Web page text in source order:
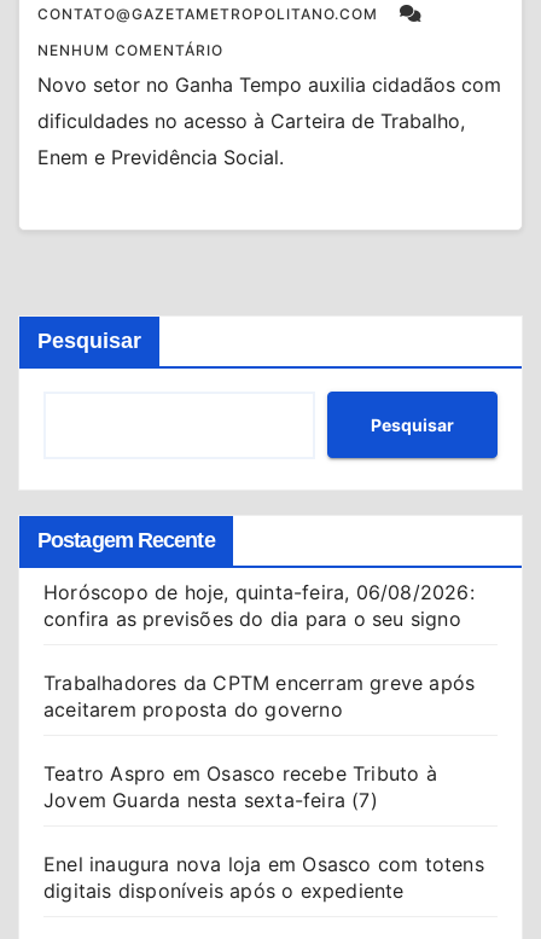
CONTATO@GAZETAMETROPOLITANO.COM
NENHUM COMENTÁRIO
Novo setor no Ganha Tempo auxilia cidadãos com
dificuldades no acesso à Carteira de Trabalho,
Enem e Previdência Social.
Pesquisar
Pesquisar
Postagem Recente
Horóscopo de hoje, quinta-feira, 06/08/2026:
confira as previsões do dia para o seu signo
Trabalhadores da CPTM encerram greve após
aceitarem proposta do governo
Teatro Aspro em Osasco recebe Tributo à
Jovem Guarda nesta sexta-feira (7)
Enel inaugura nova loja em Osasco com totens
digitais disponíveis após o expediente